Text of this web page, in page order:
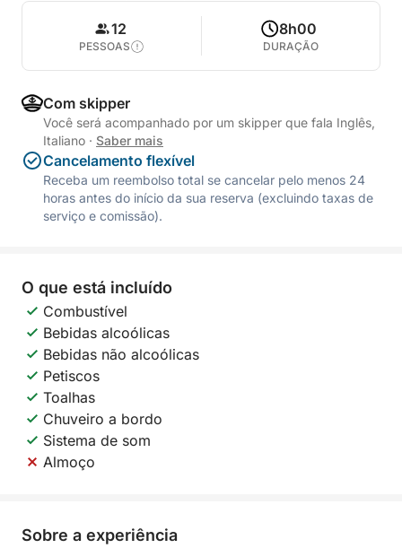
12
PESSOAS
8h00
DURAÇÃO
Com skipper
Você será acompanhado por um skipper que fala Inglês,
Italiano · Saber mais
Cancelamento flexível
Receba um reembolso total se cancelar pelo menos 24
horas antes do início da sua reserva (excluindo taxas de
serviço e comissão).
O que está incluído
Combustível
Bebidas alcoólicas
Bebidas não alcoólicas
Petiscos
Toalhas
Chuveiro a bordo
Sistema de som
Almoço
Sobre a experiência